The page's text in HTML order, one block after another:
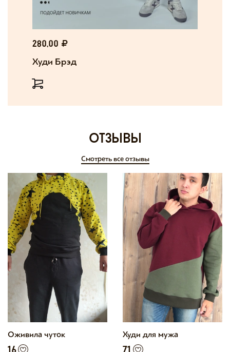
280,00
Худи Брэд
отзывы
Смотреть все отзывы
Оживила чуток Худи для мужа